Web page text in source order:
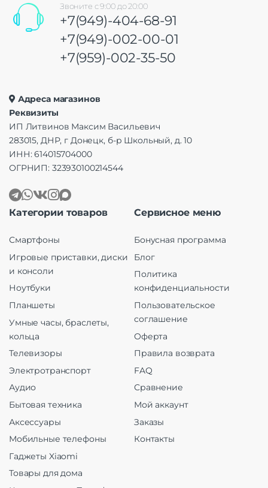
Звоните с 9:00 до 20:00
+7(949)-404-68-91
+7(949)-002-00-01
+7(959)-002-35-50
Адреса магазинов
Реквизиты
ИП Литвинов Максим Васильевич
283015, ДНР, г Донецк, б-р Школьный, д. 10
ИНН: 614015704000
ОГРНИП: 323930100214544
Категории товаров
Смартфоны
Игровые приставки, диски
и консоли
Ноутбуки
Планшеты
Умные часы, браслеты,
кольца
Телевизоры
Электротранспорт
Аудио
Бытовая техника
Аксессуары
Мобильные телефоны
Гаджеты Xiaomi
Товары для дома
Сервисное меню
Бонусная программа
Блог
Политика
конфиденциальности
Пользовательское
соглашение
Оферта
Правила возврата
FAQ
Сравнение
Мой аккаунт
Заказы
Контакты